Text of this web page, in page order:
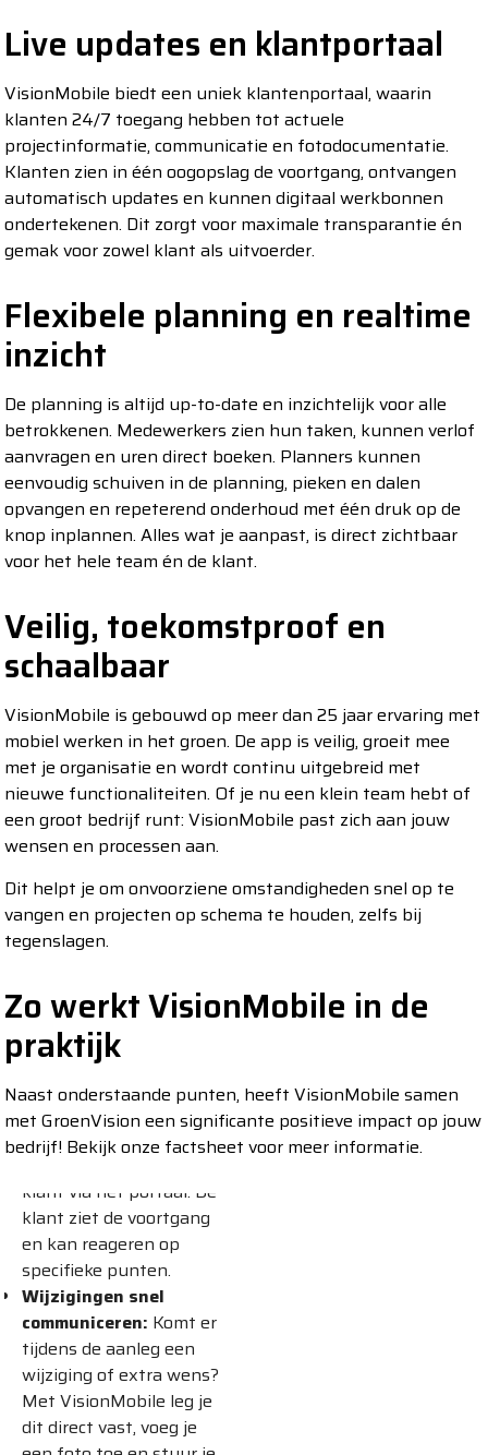
Live updates en klantportaal
VisionMobile biedt een uniek klantenportaal, waarin
klanten 24/7 toegang hebben tot actuele
projectinformatie, communicatie en fotodocumentatie.
Klanten zien in één oogopslag de voortgang, ontvangen
automatisch updates en kunnen digitaal werkbonnen
ondertekenen. Dit zorgt voor maximale transparantie én
gemak voor zowel klant als uitvoerder.
Flexibele planning en realtime
inzicht
De planning is altijd up-to-date en inzichtelijk voor alle
betrokkenen. Medewerkers zien hun taken, kunnen verlof
aanvragen en uren direct boeken. Planners kunnen
eenvoudig schuiven in de planning, pieken en dalen
opvangen en repeterend onderhoud met één druk op de
knop inplannen. Alles wat je aanpast, is direct zichtbaar
voor het hele team én de klant.
Veilig, toekomstproof en
schaalbaar
VisionMobile is gebouwd op meer dan 25 jaar ervaring met
mobiel werken in het groen. De app is veilig, groeit mee
met je organisatie en wordt continu uitgebreid met
nieuwe functionaliteiten. Of je nu een klein team hebt of
een groot bedrijf runt: VisionMobile past zich aan jouw
wensen en processen aan.
Dit helpt je om onvoorziene omstandigheden snel op te
vangen en projecten op schema te houden, zelfs bij
tegenslagen.
Zo werkt VisionMobile in de
praktijk
Naast onderstaande punten, heeft VisionMobile samen
met GroenVision een significante positieve impact op jouw
bedrijf! Bekijk onze factsheet voor meer informatie.
Zo werkt
VisionMobile in
de praktijk
Dagelijkse voortgang
delen:Medewerkers
maken aan het einde
van de dag een foto van
het werk, voegen een
korte toelichting toe en
delen deze direct met de
klant via het portaal. De
klant ziet de voortgang
en kan reageren op
specifieke punten.
Wijzigingen snel
communiceren: Komt er
tijdens de aanleg een
wijziging of extra wens?
Met VisionMobile leg je
dit direct vast, voeg je